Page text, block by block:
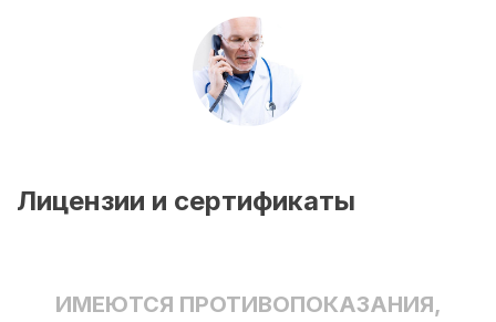
Лицензии и сертификаты
ИМЕЮТСЯ ПРОТИВОПОКАЗАНИЯ,